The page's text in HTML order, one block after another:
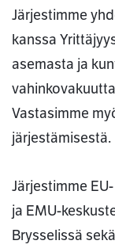
Järjestimme
kanssa
asemasta ja
Vastasimme
järjestämisestä.
Järjestimme
ja EMU-
Brysselissä